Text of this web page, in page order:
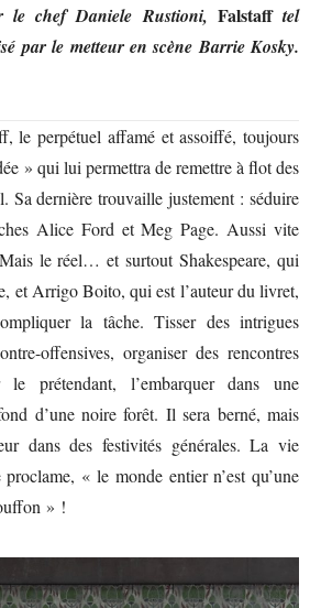
le chef Daniele Rustioni, Falstafftel
par le metteur en scène Barrie Kosky.
le perpétuel affamé et assoiffé, toujours
» qui lui permettra de remettre à flot des
Sa dernière trouvaille justement : séduire
Alice Ford et Meg Page. Aussi vite
le réel… et surtout Shakespeare, qui
et Arrigo Boito, qui est l’auteur du livret,
la tâche. Tisser des intrigues
offensives, organiser des rencontres
le prétendant, l’embarquer dans une
d’une noire forêt. Il sera berné, mais
dans des festivités générales. La vie
« le monde entier n’est qu’une
» !